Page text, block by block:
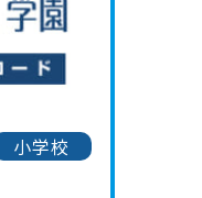
小学校